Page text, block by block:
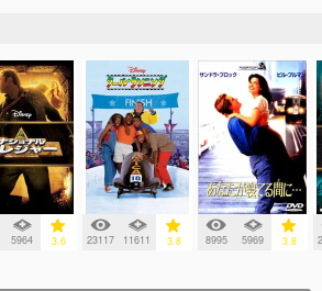
5964 3.6 23117 11611 3.8 8995 5969 3.8